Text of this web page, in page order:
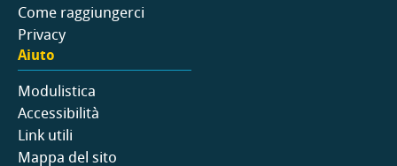
Come raggiungerci
Privacy
Aiuto
Modulistica
Accessibilità
Link utili
Mappa del sito